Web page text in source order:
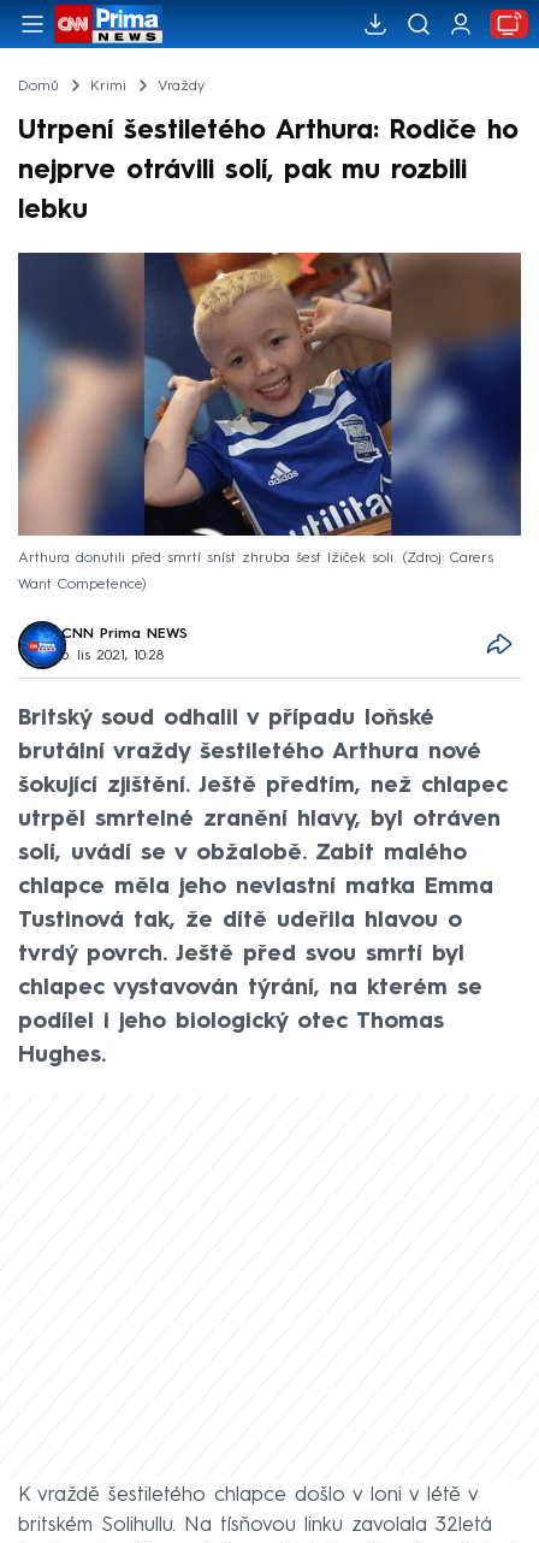
Domů Krimi Vraždy
Utrpení šestiletého Arthura: Rodiče ho
nejprve otrávili solí, pak mu rozbili
lebku
Arthura donutili před smrtí sníst zhruba šest lžiček soli.
Zdroj: Carers
Want Competence
CNN Prima NEWS
6. lis 2021, 10:28
Britský soud odhalil v případu loňské
brutální vraždy šestiletého Arthura nové
šokující zjištění. Ještě předtím, než chlapec
utrpěl smrtelné zranění hlavy, byl otráven
solí, uvádí se v obžalobě. Zabít malého
chlapce měla jeho nevlastní matka Emma
Tustinová tak, že dítě udeřila hlavou o
tvrdý povrch. Ještě před svou smrtí byl
chlapec vystavován týrání, na kterém se
podílel i jeho biologický otec Thomas
Hughes.
K vraždě šestiletého chlapce došlo v loni v létě v
britském Solihullu. Na tísňovou linku zavolala 32letá